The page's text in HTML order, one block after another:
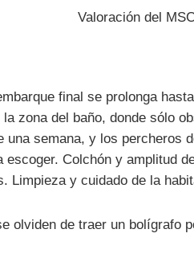
final se prolonga
zona del baño, donde sólo
semana, y los
Colchón y
Limpieza y cuidado de la
olviden de traer un bolígrafo